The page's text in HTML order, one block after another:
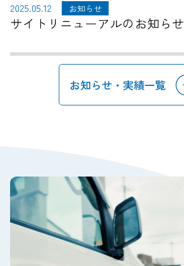
2025.05.12 お知らせ
サイトリニューアルのお知らせ
お知らせ・実績一覧